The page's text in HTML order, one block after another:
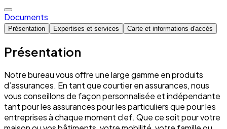
Documents
Présentation Expertises et services Carte et informations d'accès
Présentation
Notre bureau vous offre une large gamme en produits
d’assurances. En tant que courtier en assurances, nous
vous conseillons de façon personnalisée et indépendante
tant pour les assurances pour les particuliers que pour les
entreprises à chaque moment clef. Que ce soit pour votre